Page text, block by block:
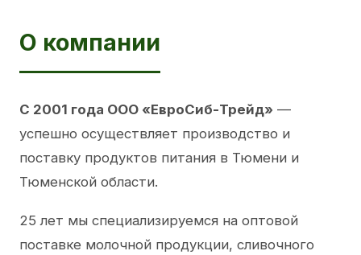
О компании
С 2001 года ООО «ЕвроСиб-Трейд» —
успешно осуществляет производство и
поставку продуктов питания в Тюмени и
Тюменской области.
25 лет мы специализируемся на оптовой
поставке молочной продукции, сливочного